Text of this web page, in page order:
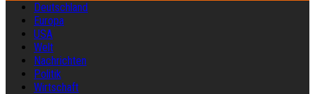
Deutschland
Europa
USA
Welt
Nachrichten
Politik
Wirtschaft